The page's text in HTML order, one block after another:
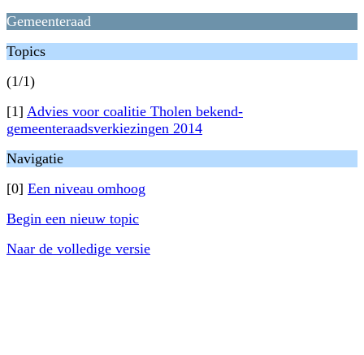
Gemeenteraad
Topics
(1/1)
[1] Advies voor coalitie Tholen bekend-
gemeenteraadsverkiezingen 2014
Navigatie
[0] Een niveau omhoog
Begin een nieuw topic
Naar de volledige versie